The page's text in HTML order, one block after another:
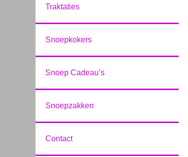
Traktaties
Snoepkokers
Snoep Cadeau’s
Snoepzakken
Contact